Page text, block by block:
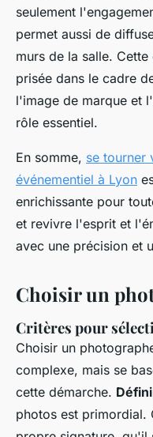
seulement
permet aussi de
murs de la salle.
prisée dans le cadre
l'image de marque et
rôle essentiel.
En somme, se tourner
événementiel à Lyon
enrichissante pour
et revivre l'esprit et
avec une précision et
Choisir un
Critères pour
Choisir un
complexe, mais se
cette démarche.
photos est primordial.